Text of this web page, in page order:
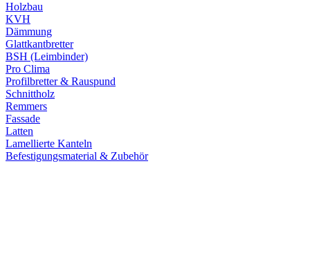
Holzbau
KVH
Dämmung
Glattkantbretter
BSH (Leimbinder)
Pro Clima
Profilbretter & Rauspund
Schnittholz
Remmers
Fassade
Latten
Lamellierte Kanteln
Befestigungsmaterial & Zubehör